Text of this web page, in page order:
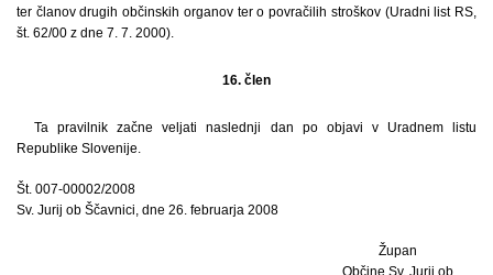
ter članov drugih občinskih organov ter o povračilih stroškov (Uradni list RS,
št. 62/00 z dne 7. 7. 2000).
16. člen
Ta pravilnik začne veljati naslednji dan po objavi v Uradnem listu
Republike Slovenije.
Št. 007-00002/2008
Sv. Jurij ob Ščavnici, dne 26. februarja 2008
Župan
Občine Sv. Jurij ob